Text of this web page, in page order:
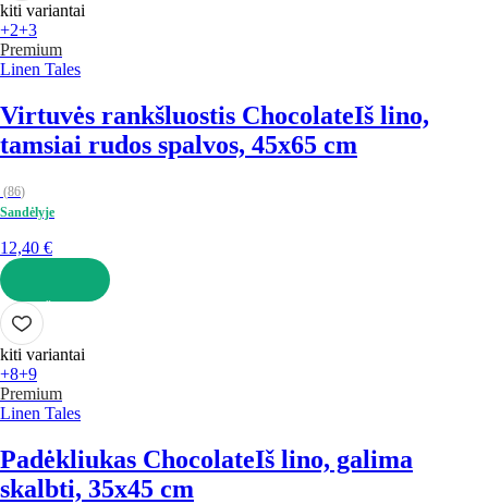
kiti variantai
+2+3
Premium
Linen Tales
Virtuvės rankšluostis ChocolateIš lino,
tamsiai rudos spalvos, 45x65 cm
(86)
Sandėlyje
12,40 €
Į KREPŠELĮ
kiti variantai
+8+9
Premium
Linen Tales
Padėkliukas ChocolateIš lino, galima
skalbti, 35x45 cm